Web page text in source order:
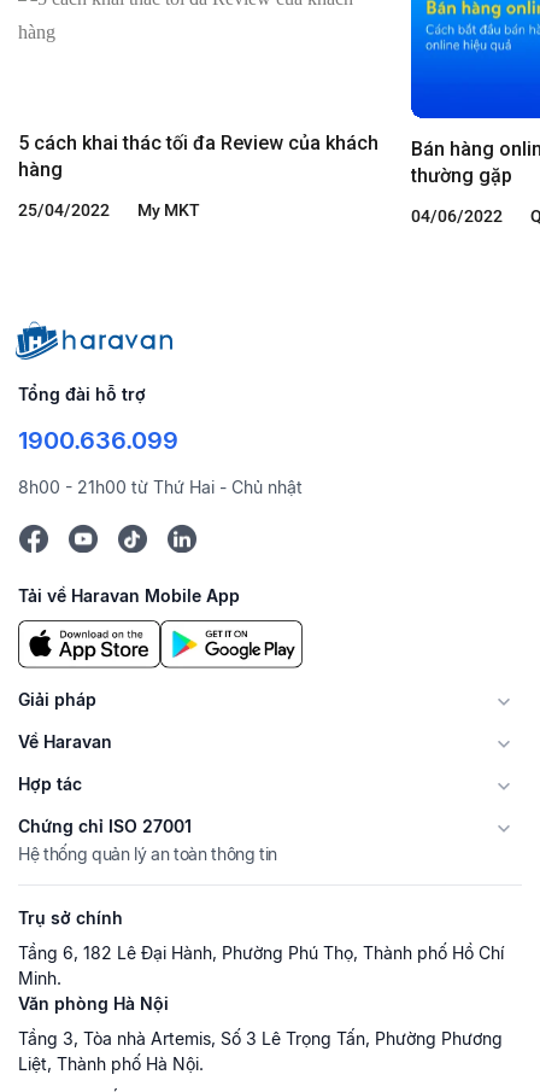
5 cách khai thác tối đa Review của khách
hàng
25/04/2022 My MKT
Bán hàng
thường gặp
04/06/2022
Tổng đài hỗ trợ
1900.636.099
8h00 - 21h00 từ Thứ Hai - Chủ nhật
Tải về Haravan Mobile App
Giải pháp
Về Haravan
Hợp tác
Chứng chỉ ISO 27001
Hệ thống quản lý an toàn thông tin
Trụ sở chính
Tầng 6, 182 Lê Đại Hành, Phường Phú Thọ, Thành phố Hồ Chí
Minh.
Văn phòng Hà Nội
Tầng 3, Tòa nhà Artemis, Số 3 Lê Trọng Tấn, Phường Phương
Liệt, Thành phố Hà Nội.